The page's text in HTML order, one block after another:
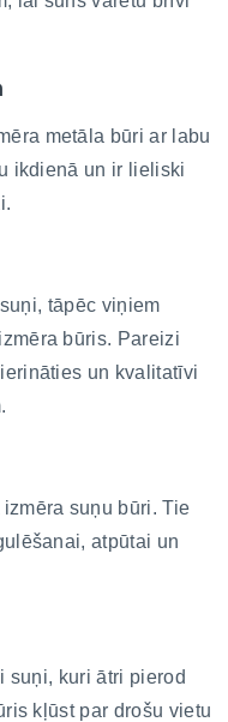
metāla būri ar labu
ikdienā un ir lieliski
tāpēc viņiem
būris. Pareizi
un kvalitatīvi
suņu būri. Tie
atpūtai un
suņi, kuri ātri pierod
kļūst par drošu vietu